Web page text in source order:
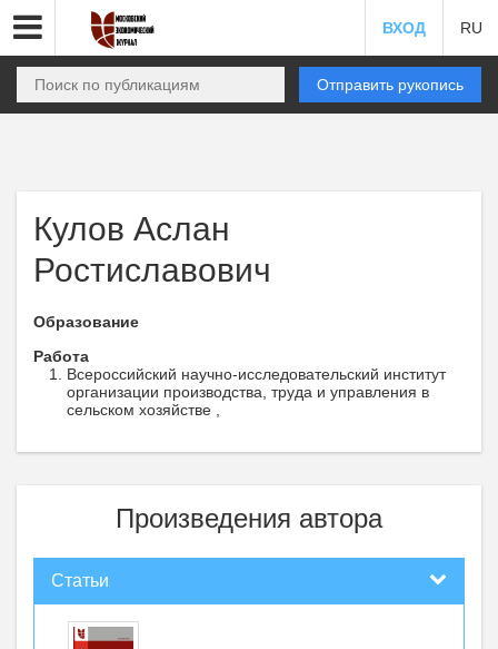
ВХОД RU
Отправить рукопись
Кулов Аслан
Ростиславович
Образование
Работа
Всероссийский научно-исследовательский институт
организации производства, труда и управления в
сельском хозяйстве ,
Произведения автора
Статьи